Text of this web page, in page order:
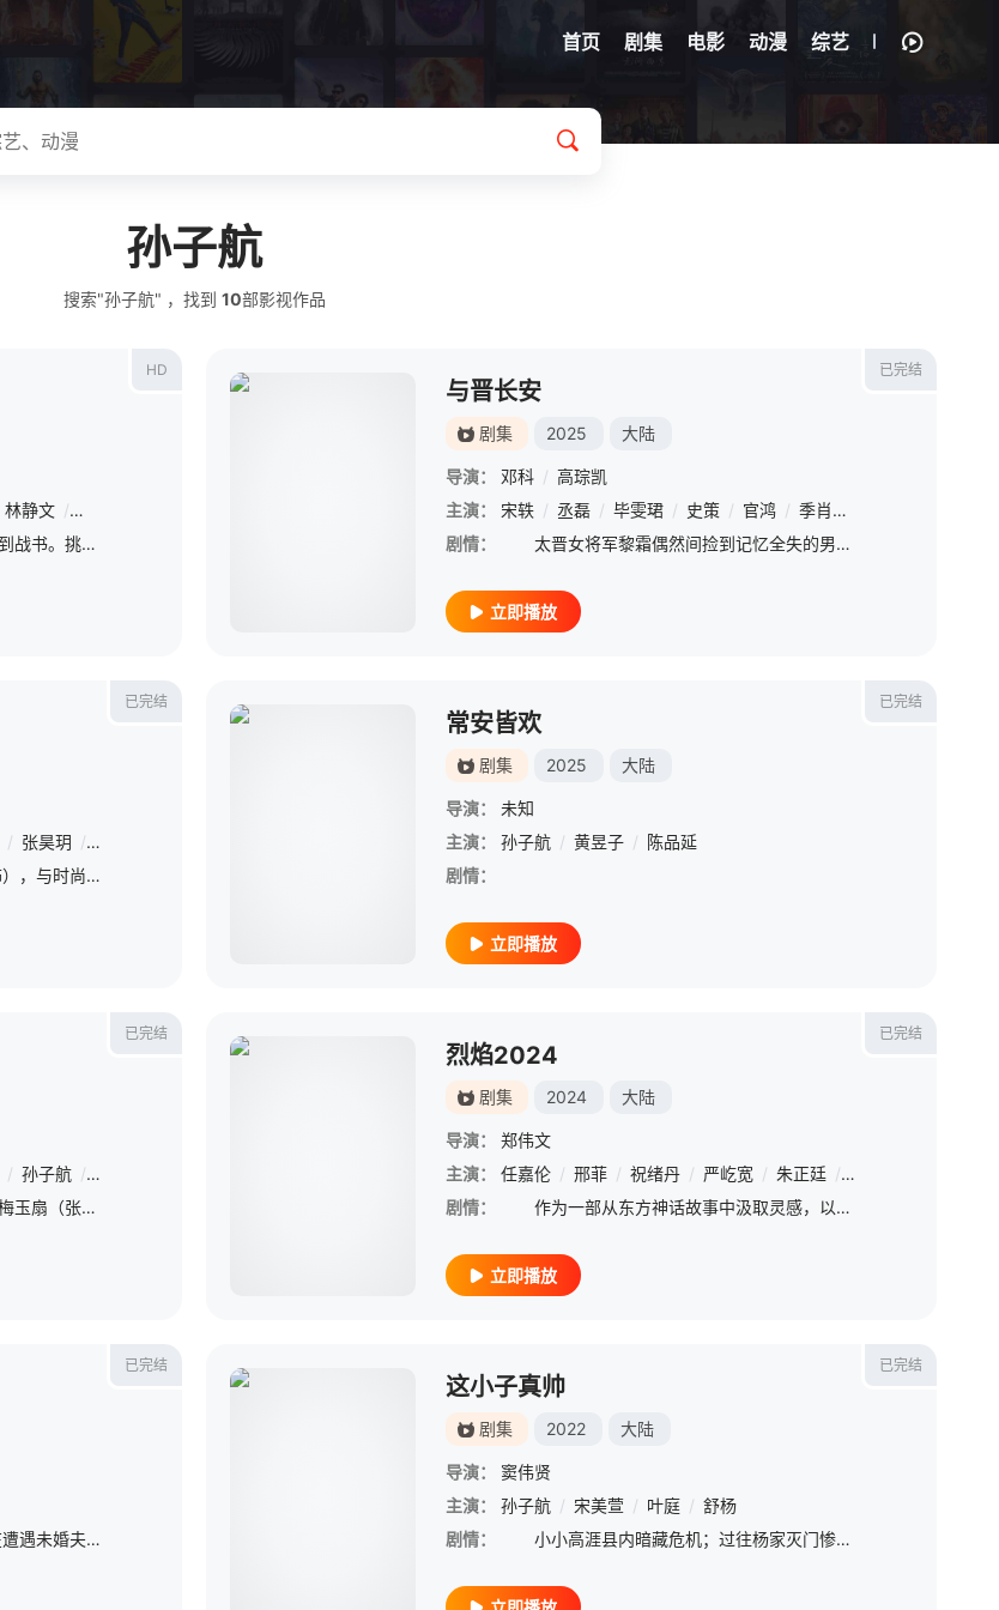
首页 剧集 电影 动漫 综艺
孙子航
搜索"孙子航" ，找到 10部影视作品
HD
林静文 / 王九胜
一夜之间，江湖中四大门派同时收到战书。挑战者自称是天山派唯一传人，号称玉罗刹。又是一夜之间，四大掌门惨死在玉罗刹剑下的消息传遍了江湖。一时间，江湖闻“玉罗刹”色变，而她也成了江湖正道人人得而诛之的女魔
已完结
与晋长安
剧集 2025 大陆
导演： 邓科 / 高琮凯
主演：
宋轶 / 丞磊 / 毕雯珺 / 史策 / 官鸿 / 季肖冰
剧情：
太晋女将军黎霜偶然间捡到记忆全失的男子，赐名晋安。二人朝夕相处合力揪出奸细，凭借过人的智谋克服重重困难与险境的同时暗生情愫。不料晋安逐渐想起自己的身世竟是敌国王爷，曾经相约白首的二人不得已刀兵相见
立即播放
已完结
/ 张昊玥 / 龚芳妮 周小川 / 祁圣翰 / 薛宇槟 /
田栩宁
水产店打工人贾凡（唐晓天 饰），与时尚二字毫无关系，却因一次阴差阳错的机会，误打误撞闯入时尚修罗场，走上T台，还对新晋超模韩以京（王紫璇 饰）进行了“死亡发言”。韩以京本以为两人不会再见，没想到冤
已完结
常安皆欢
剧集 2025 大陆
导演：
未知
主演：
孙子航 / 黄昱子 / 陈品延
剧情：
立即播放
已完结
/ 孙子航 / 付柔美琦
贵为梅丞相（戴毅饰）千金的梅玉扇（张淼怡饰）与神偷小豆子（陈思宇饰）两个性格迥异，身份悬殊的姑娘，在交换人生的过程中引发了许多啼笑皆非的故事，看身为丞相之女的梅玉扇如何用“霸道神偷”的反转魅力攻略
已完结
烈焰2024
剧集 2024 大陆
导演：
郑伟文
主演：
任嘉伦 / 邢菲 / 祝绪丹 / 严屹宽 / 朱正廷 / 米热
剧情：
作为一部从东方神话故事中汲取灵感，以中华传统文化引领精神脉络的古装玄幻剧，故事讲述王子武庚拥有神族和人族的双重血脉，天资不凡，桀骜不驯。然辛国被神族覆灭，父母离世，高高在上的王子沦为奴隶。武庚在困
立即播放
已完结
刁蛮千金简橙（明加加 饰）在遭遇未婚夫的背叛中一怒之下解除婚约，与未婚夫的小叔周庭宴（孙子航 饰）闪婚。这场始于“救命之恩”的契约婚姻，在复杂的家族关系与商场交锋中，逐渐演变成彼此救赎的真爱。简橙
已完结
这小子真帅
剧集 2022 大陆
导演：
窦伟贤
主演：
孙子航 / 宋美萱 / 叶庭 / 舒杨
剧情：
小小高涯县内暗藏危机；过往杨家灭门惨案究竟是何人所为？真假县令？真假夫君？“是否会真的隐去，假的存了？”且看俊俏马匪刘贝贝如何智斗恶霸，化解危机，伸张正义；千金小姐又如何火眼金睛找出如意郎君？